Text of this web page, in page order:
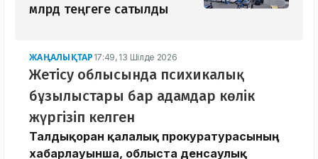
млрд теңгеге сатылды
ЖАҢАЛЫҚТАР 17:49, 13 Шілде 2026
Жетісу облысында психикалық
бұзылыстары бар адамдар көлік
жүргізіп келген
Талдықорған қалалық прокуратурасының
хабарлауынша, облыста денсаулық